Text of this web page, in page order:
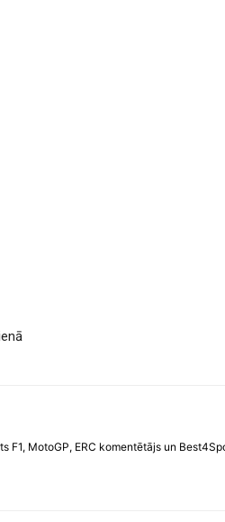
F1, MotoGP, ERC komentētājs un